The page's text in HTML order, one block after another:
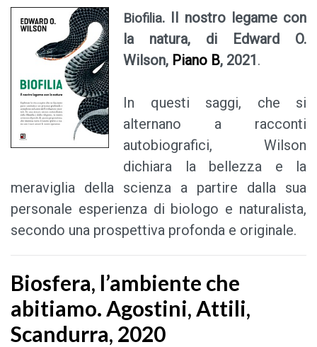
Biofilia. Il nostro legame con
la natura, di Edward O.
Wilson, Piano B, 2021 .
In questi saggi, che si
alternano a racconti
autobiografici, Wilson
dichiara la bellezza e la
meraviglia della scienza a partire dalla sua
personale esperienza di biologo e naturalista,
secondo una prospettiva profonda e originale.
Biosfera, l’ambiente che
abitiamo. Agostini, Attili,
Scandurra, 2020